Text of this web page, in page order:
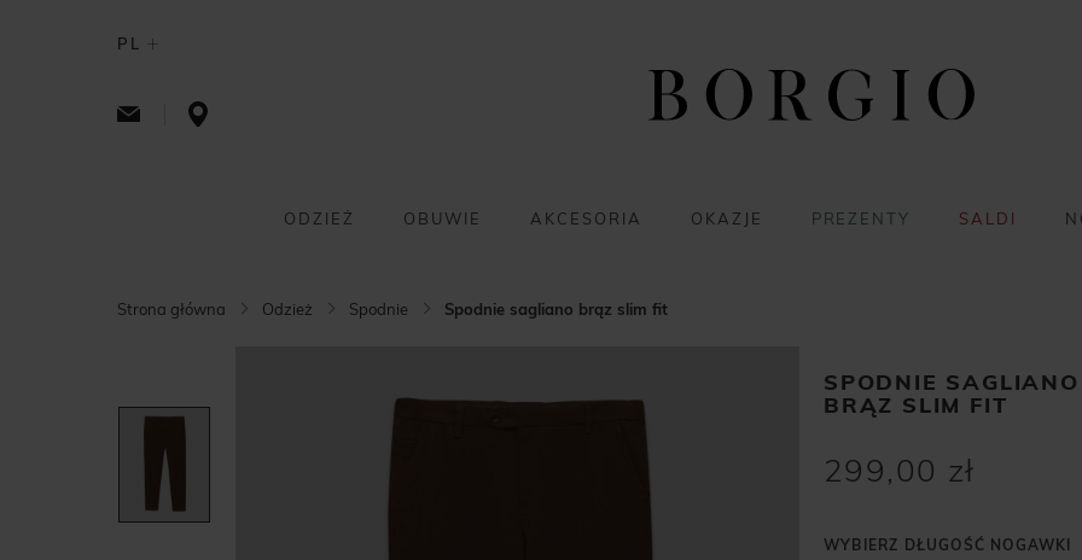
PL
ODZIEŻ OBUWIE AKCESORIA OKAZJE PREZENTY SALDI
Strona główna Odzież Spodnie Spodnie sagliano brąz slim fit
SPODNIE SAGLIANO
BRĄZ SLIM FIT
299,00 zł